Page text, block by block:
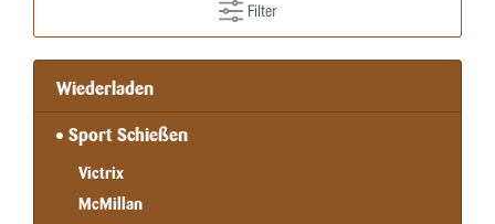
Filter
Wiederladen
Sport Schießen
Victrix
McMillan